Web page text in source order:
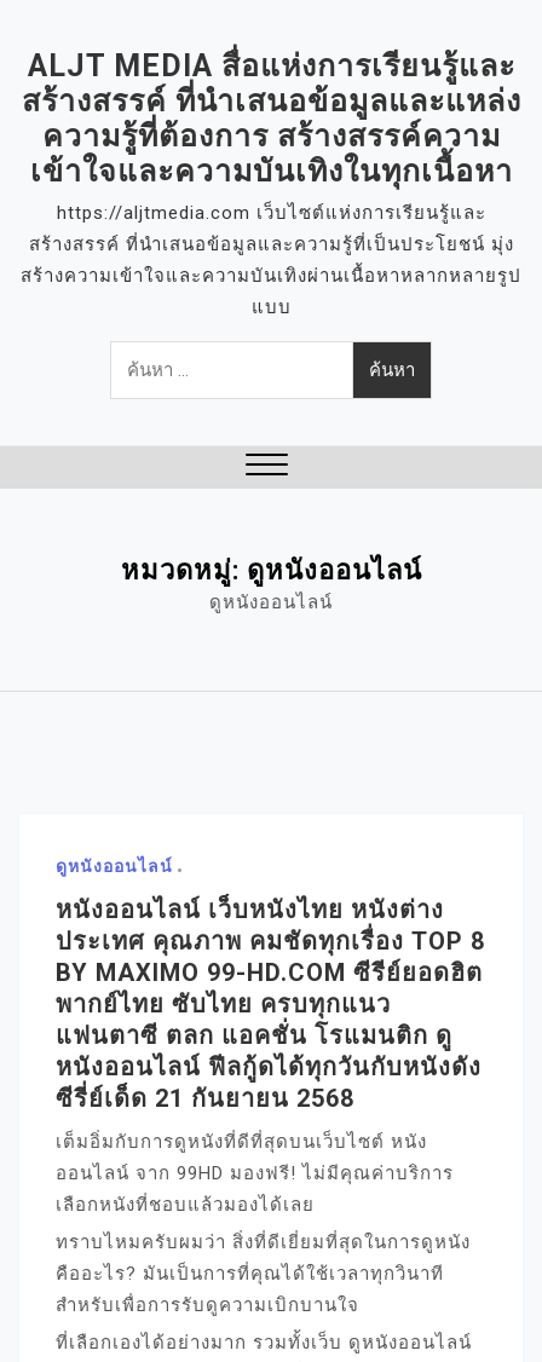
ALJT MEDIA สื่อแห่งการเรียนรู้และ
สร้างสรรค์ ที่นำเสนอข้อมูลและแหล่ง
ความรู้ที่ต้องการ สร้างสรรค์ความ
เข้าใจและความบันเทิงในทุกเนื้อหา
https://aljtmedia.com เว็บไซต์แห่งการเรียนรู้และ
สร้างสรรค์ ที่นำเสนอข้อมูลและความรู้ที่เป็นประโยชน์ มุ่ง
สร้างความเข้าใจและความบันเทิงผ่านเนื้อหาหลากหลายรูป
แบบ
ค้นหา
สำหรับ:
หมวดหมู่: ดูหนังออนไลน์
ดูหนังออนไลน์
ดูหนังออนไลน์
หนังออนไลน์ เว็บหนังไทย หนังต่าง
ประเทศ คุณภาพ คมชัดทุกเรื่อง TOP 8
BY MAXIMO 99-HD.COM ซีรีย์ยอดฮิต
พากย์ไทย ซับไทย ครบทุกแนว
แฟนตาซี ตลก แอคชั่น โรแมนติก ดู
หนังออนไลน์ ฟีลกู้ดได้ทุกวันกับหนังดัง
ซีรี่ย์เด็ด 21 กันยายน 2568
เต็มอิ่มกับการดูหนังที่ดีที่สุดบนเว็บไซต์ หนัง
ออนไลน์ จาก 99HD มองฟรี! ไม่มีคุณค่าบริการ
เลือกหนังที่ชอบแล้วมองได้เลย
ทราบไหมครับผมว่า สิ่งที่ดีเยี่ยมที่สุดในการดูหนัง
คืออะไร? มันเป็นการที่คุณได้ใช้เวลาทุกวินาที
สำหรับเพื่อการรับดูความเบิกบานใจ
ที่เลือกเองได้อย่างมาก รวมทั้งเว็บ ดูหนังออนไลน์